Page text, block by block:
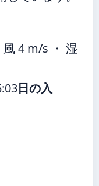
風 4 m/s ・ 湿
日の入